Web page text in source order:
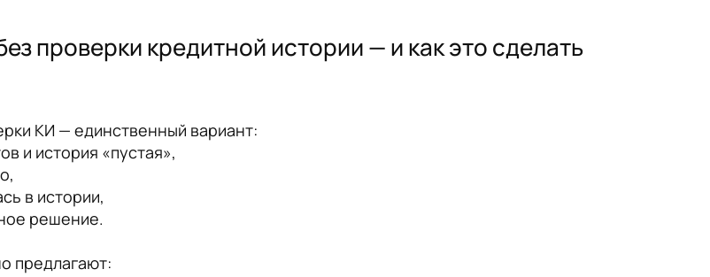
проверки кредитной истории — и как это сделать
КИ — единственный вариант:
и история «пустая»,
в истории,
решение.
предлагают: